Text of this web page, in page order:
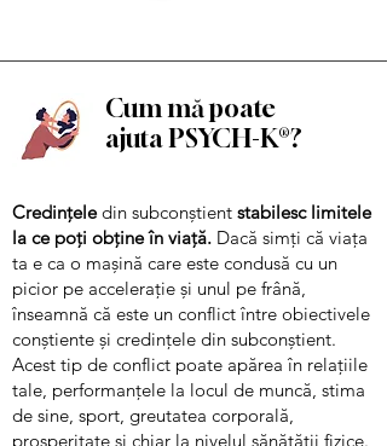
Cum mă poate
ajutaPSYCH-K®?
Credințeledin subconștient stabilesc limitele
la ce poți obține în viață. Dacă simți că viața
ta e ca o mașină care este condusă cu un
picior pe accelerație și unul pe frână,
înseamnă că este un conflict între obiectivele
conștiente și credințele din subconștient.
Acest tip de conflict poate apărea în relațiile
tale, performanțele la locul de muncă, stima
de sine, sport, greutatea corporală,
prosperitate și chiar la nivelul sănătății fizice.